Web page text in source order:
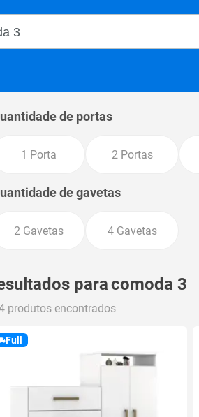
Magalu
de portas
1 Porta 2 Portas
de gavetas
2 Gavetas 4 Gavetas
paracomoda 3
produtos encontrados
Full